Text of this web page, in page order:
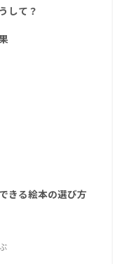
して？
きる絵本の選び方